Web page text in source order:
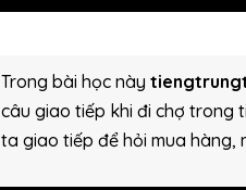
Trong bài học này
câu giao tiếp khi đi chợ trong
ta giao tiếp để hỏi mua hàng,